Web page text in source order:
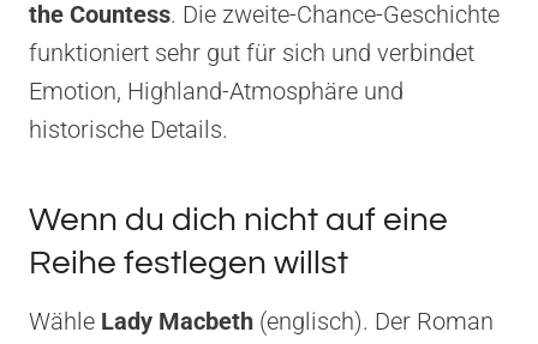
the Countess. Die zweite-Chance-Geschichte
funktioniert sehr gut für sich und verbindet
Emotion, Highland-Atmosphäre und
historische Details.
Wenn du dich nicht auf eine
Reihe festlegen willst
Wähle Lady Macbeth (englisch). Der Roman